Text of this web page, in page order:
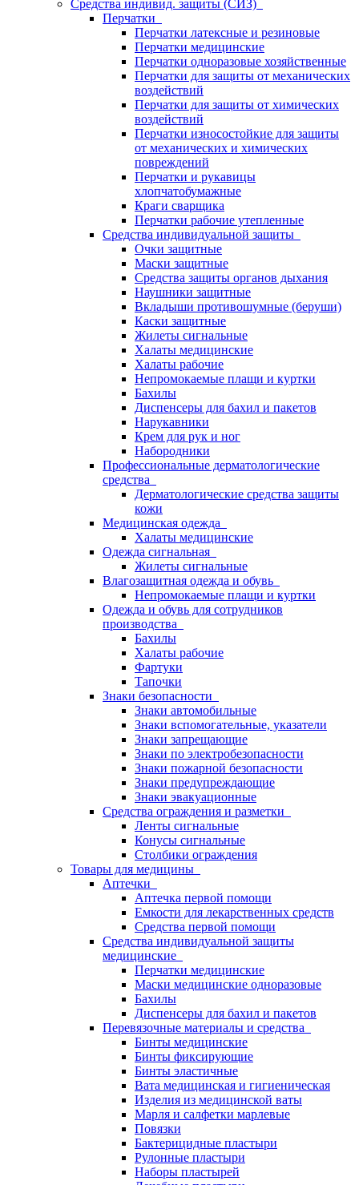
Средства индивид. защиты (СИЗ)
Перчатки
Перчатки латексные и резиновые
Перчатки медицинские
Перчатки одноразовые хозяйственные
Перчатки для защиты от механических
воздействий
Перчатки для защиты от химических
воздействий
Перчатки износостойкие для защиты
от механических и химических
повреждений
Перчатки и рукавицы
хлопчатобумажные
Краги сварщика
Перчатки рабочие утепленные
Средства индивидуальной защиты
Очки защитные
Маски защитные
Средства защиты органов дыхания
Наушники защитные
Вкладыши противошумные (беруши)
Каски защитные
Жилеты сигнальные
Халаты медицинские
Халаты рабочие
Непромокаемые плащи и куртки
Бахилы
Диспенсеры для бахил и пакетов
Нарукавники
Крем для рук и ног
Набородники
Профессиональные дерматологические
средства
Дерматологические средства защиты
кожи
Медицинская одежда
Халаты медицинские
Одежда сигнальная
Жилеты сигнальные
Влагозащитная одежда и обувь
Непромокаемые плащи и куртки
Одежда и обувь для сотрудников
производства
Бахилы
Халаты рабочие
Фартуки
Тапочки
Знаки безопасности
Знаки автомобильные
Знаки вспомогательные, указатели
Знаки запрещающие
Знаки по электробезопасности
Знаки пожарной безопасности
Знаки предупреждающие
Знаки эвакуационные
Средства ограждения и разметки
Ленты сигнальные
Конусы сигнальные
Столбики ограждения
Товары для медицины
Аптечки
Аптечка первой помощи
Емкости для лекарственных средств
Средства первой помощи
Средства индивидуальной защиты
медицинские
Перчатки медицинские
Маски медицинские одноразовые
Бахилы
Диспенсеры для бахил и пакетов
Перевязочные материалы и средства
Бинты медицинские
Бинты фиксирующие
Бинты эластичные
Вата медицинская и гигиеническая
Изделия из медицинской ваты
Марля и салфетки марлевые
Повязки
Бактерицидные пластыри
Рулонные пластыри
Наборы пластырей